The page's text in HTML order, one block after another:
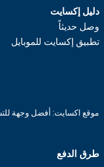
دليل إكسايت
وصل حديثاً
تطبيق إكسايت للموبايل
موقع اكسايت: أفضل وجهة
طرق الدفع